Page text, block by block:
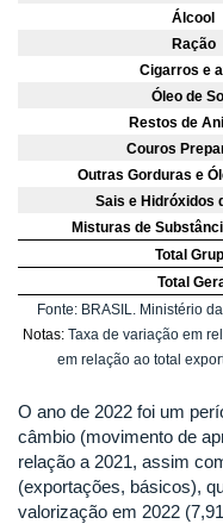
Álcool
Ração
Cigarros e
Óleo de
Restos de
Couros
Outras Gorduras e
Sais e Hidróxidos
Misturas de
Total
Total
Fonte: BRASIL. Ministério
Notas: Taxa de variação em
em relação ao total
O ano de 2022 foi um
câmbio (movimento de
relação a 2021, assim
(exportações, básicos),
valorização em 2022